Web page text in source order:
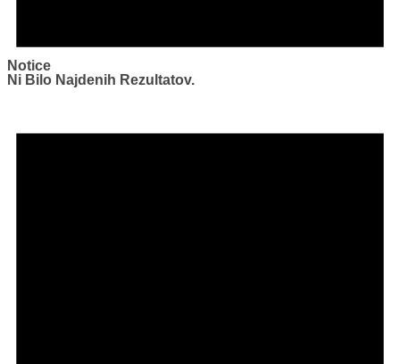
Notice
Ni Bilo Najdenih Rezultatov.